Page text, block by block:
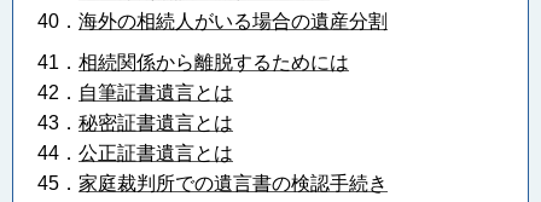
40． 海外の相続人がいる場合の遺産分割
41． 相続関係から離脱するためには
42． 自筆証書遺言とは
43． 秘密証書遺言とは
44． 公正証書遺言とは
45． 家庭裁判所での遺言書の検認手続き